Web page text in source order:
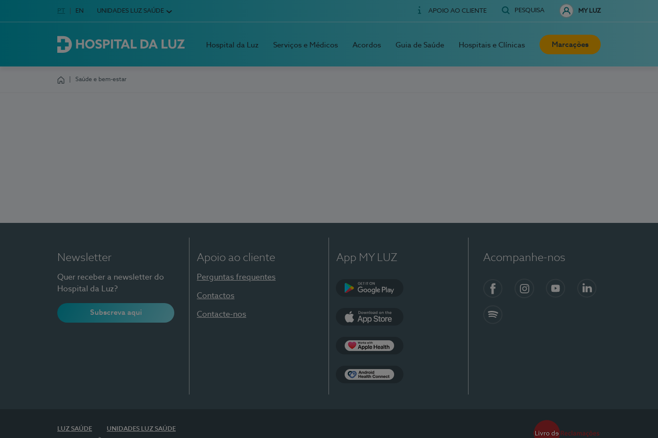
Escolha o seu idioma
Idioma em Português
PT English Language
EN UNIDADES LUZ SAÚDE APOIO AO CLIENTE PESQUISA MY LUZ
Hospital da Luz
Hospital da Luz Serviços e Médicos Acordos Guia de Saúde Hospitais e Clínicas Marcações
Saúde e bem-estar
Newsletter
Quer receber a newsletter do
Hospital da Luz?
Subscreva aqui
Apoio ao cliente
Perguntas frequentes
Contactos
Contacte-nos
App MY LUZ Acompanhe-nos
LUZ SAÚDE UNIDADES LUZ SAÚDE